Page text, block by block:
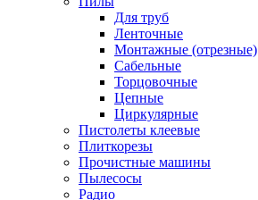
Для труб
Ленточные
Монтажные (отрезные)
Сабельные
Торцовочные
Цепные
Циркулярные
Пистолеты клеевые
Плиткорезы
Прочистные машины
Пылесосы
Радио